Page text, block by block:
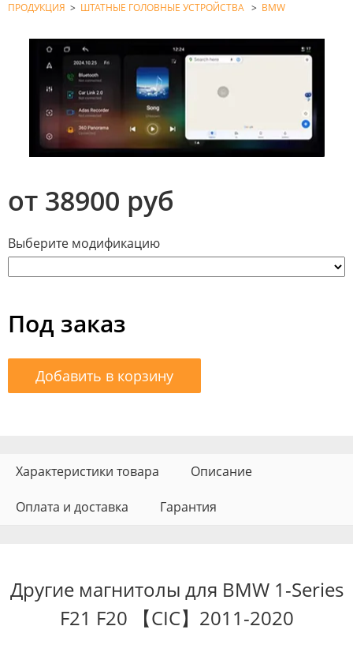
ПРОДУКЦИЯ > ШТАТНЫЕ ГОЛОВНЫЕ УСТРОЙСТВА > BMW
от 38900 руб
Выберите модификацию
Под заказ
Добавить в корзину
Характеристики товара Описание
Оплата и доставка Гарантия
Другие магнитолы для BMW 1-Series
F21 F20 【CIC】2011-2020